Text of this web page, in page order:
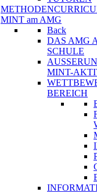
MINT am AMG
Back
DAS AMG
SCHULE
MINT-
BEREICH